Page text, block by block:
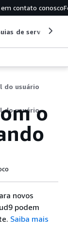
contato conosco
de serviço
do usuário
do usuárioo
novos
podem
Saiba mais